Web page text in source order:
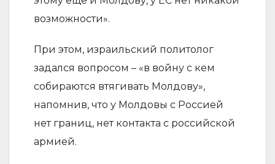
возможности».
При этом, израильский политолог
задался вопросом – «в войну с кем
собираются втягивать Молдову»,
напомнив, что у Молдовы с Россией
нет границ, нет контакта с российской
армией.